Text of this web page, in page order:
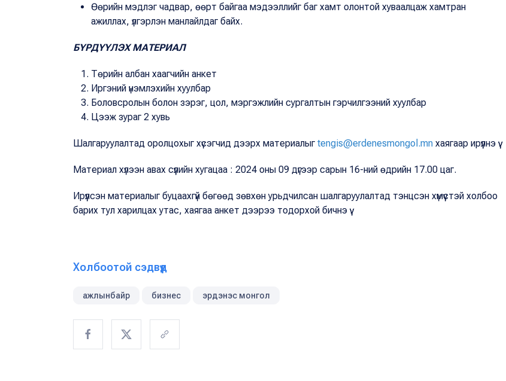
Өөрийн мэдлэг чадвар, өөрт байгаа мэдээллийг баг хамт олонтой хуваалцаж хамтран
ажиллах, үлгэрлэн манлайлдаг байх.
БҮРДҮҮЛЭХ МАТЕРИАЛ
Төрийн албан хаагчийн анкет
Иргэний үнэмлэхийн хуулбар
Боловсролын болон зэрэг, цол, мэргэжлийн сургалтын гэрчилгээний хуулбар
Цээж зураг 2 хувь
Шалгаруулалтад оролцохыг хүсэгчид дээрх материалыг tengis@erdenesmongol.mn хаягаар ирүүлнэ үү.
Материал хүлээн авах сүүлийн хугацаа : 2024 оны 09 дүгээр сарын 16-ний өдрийн 17.00 цаг.
Ирүүлсэн материалыг буцаахгүй бөгөөд зөвхөн урьдчилсан шалгаруулалтад тэнцсэн хүмүүстэй холбоо
барих тул харилцах утас, хаягаа анкет дээрээ тодорхой бичнэ үү.
Холбоотой сэдвүүд
ажлынбайр бизнес эрдэнэс монгол